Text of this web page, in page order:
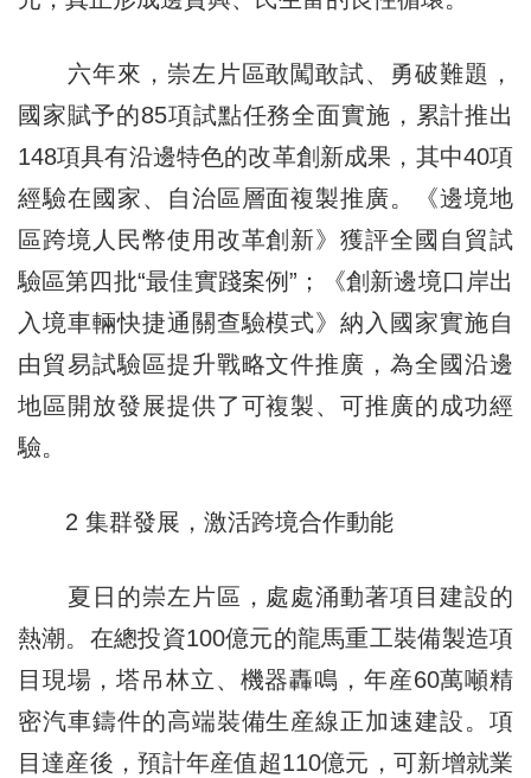
六年來，崇左片區敢闖敢試、勇破難題，
國家賦予的85項試點任務全面實施，累計推出
148項具有沿邊特色的改革創新成果，其中40項
經驗在國家、自治區層面複製推廣。《邊境地
區跨境人民幣使用改革創新》獲評全國自貿試
驗區第四批“最佳實踐案例”；《創新邊境口岸出
入境車輛快捷通關查驗模式》納入國家實施自
由貿易試驗區提升戰略文件推廣，為全國沿邊
地區開放發展提供了可複製、可推廣的成功經
驗。
2 集群發展，激活跨境合作動能
夏日的崇左片區，處處涌動著項目建設的
熱潮。在總投資100億元的龍馬重工裝備製造項
目現場，塔吊林立、機器轟鳴，年産60萬噸精
密汽車鑄件的高端裝備生産線正加速建設。項
目達産後，預計年産值超110億元，可新增就業